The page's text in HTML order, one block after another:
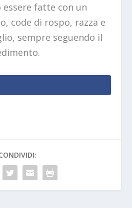
essere fatte con un
code di rospo, razza e
sempre seguendo il